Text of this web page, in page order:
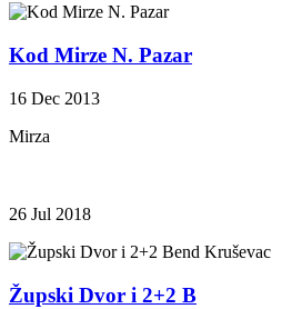
Kod Mirze N. Pazar
16 Dec 2013
Mirza
26 Jul 2018
Župski Dvor i 2+2 B